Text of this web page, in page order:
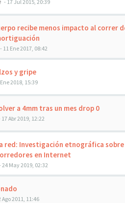
- 17 Jul 2015, 20:39
recibe menos impacto al correr
- 11 Ene 2017, 08:42
y gripe
2018, 15:39
a 4mm tras un mes drop 0
17 Abr 2019, 12:22
red: Investigación etnográfica sobre
en Internet
24 May 2019, 02:32
Ago 2011, 11:46